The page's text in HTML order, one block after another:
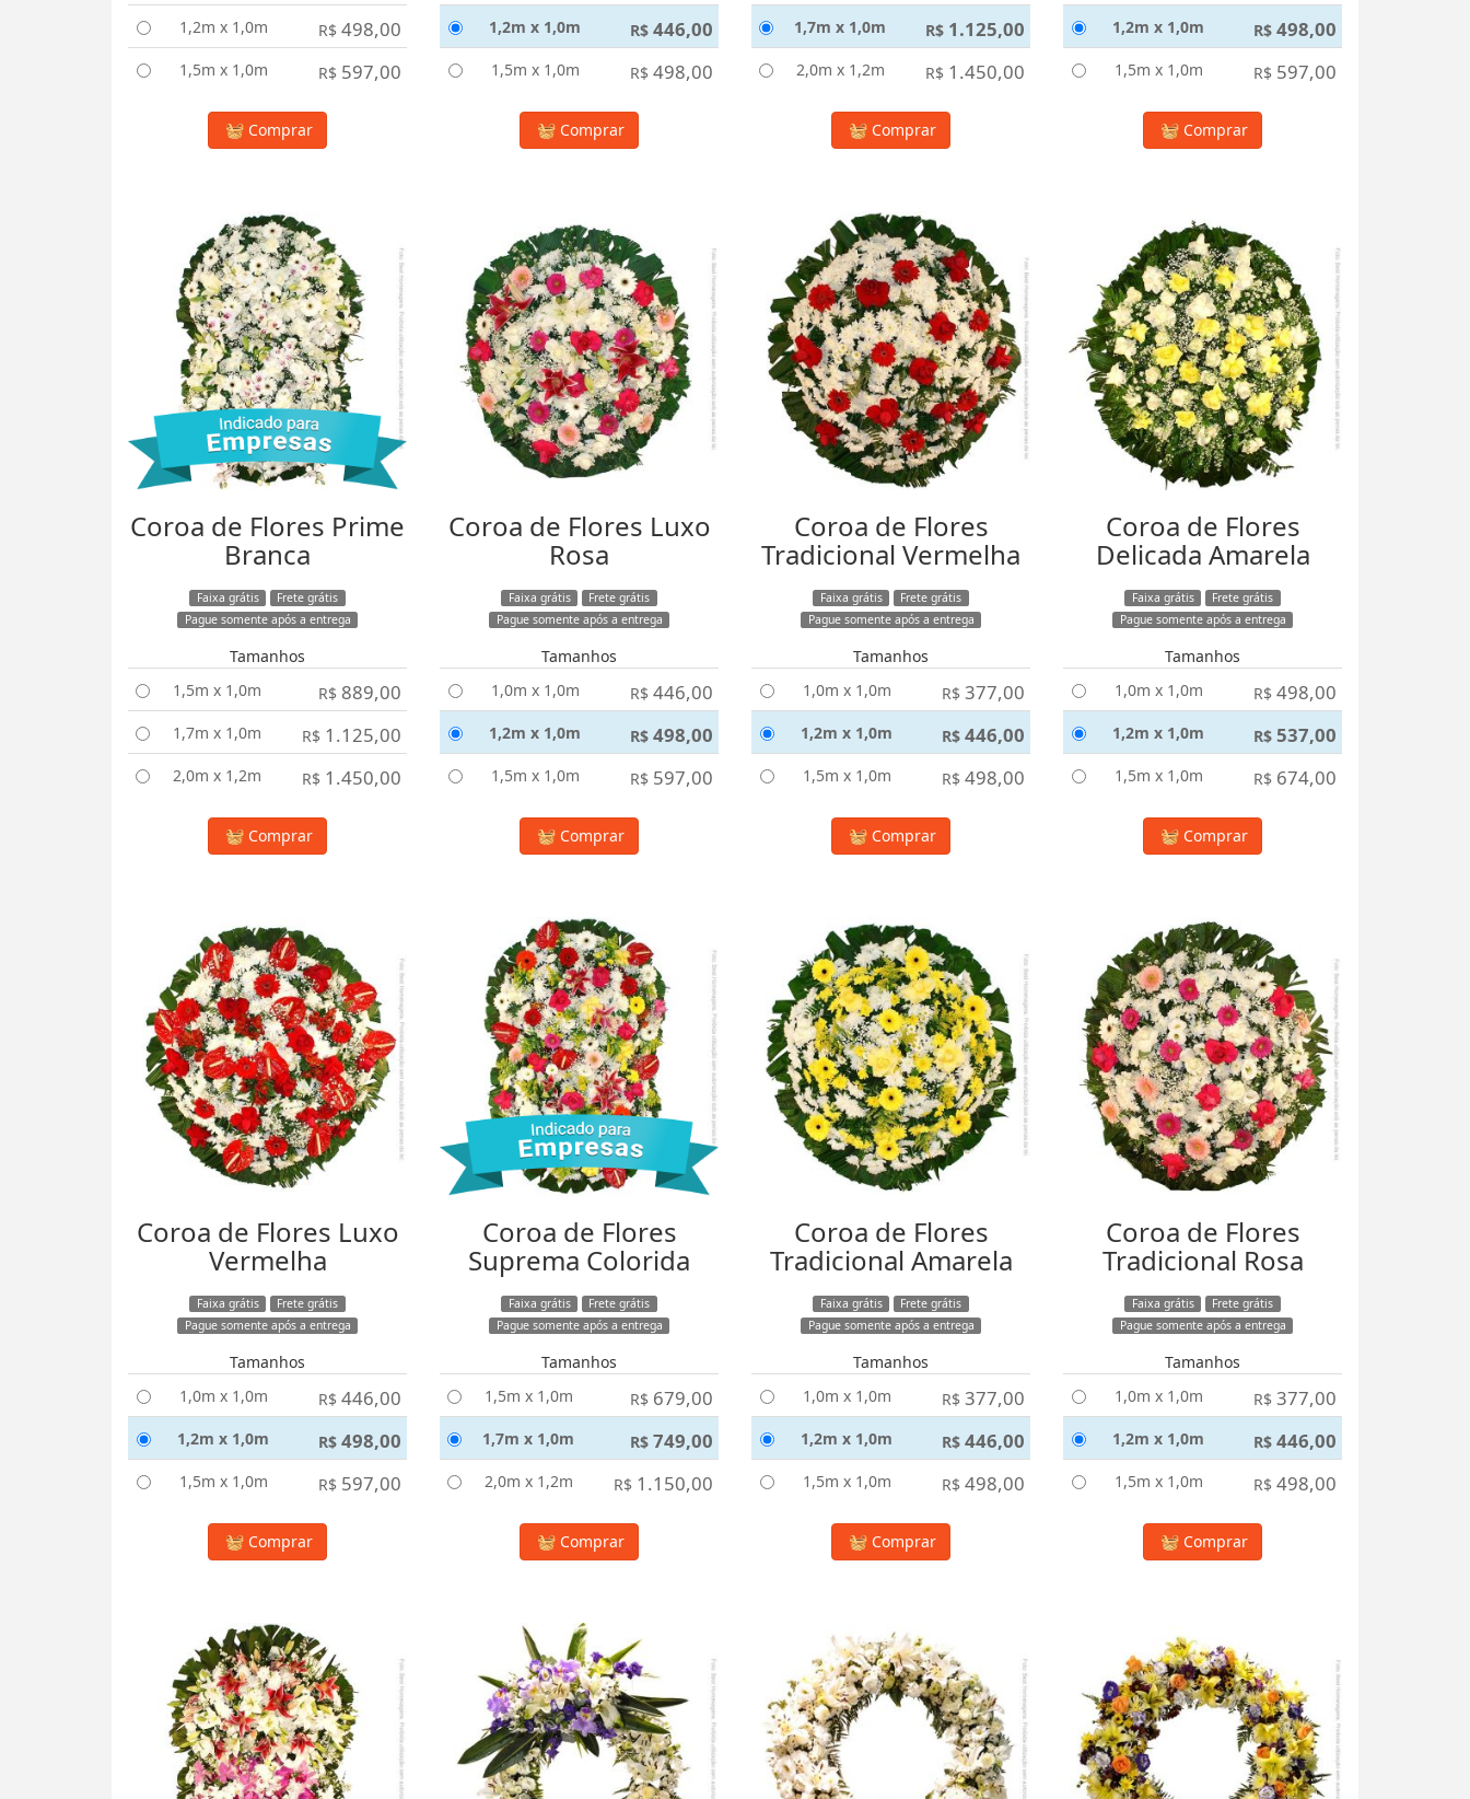
1,2m x 1,0m R$ 498,00
1,5m x 1,0m R$ 597,00
Comprar
1,2m x 1,0m R$ 446,00
1,5m x 1,0m R$ 498,00
Comprar
1,7m x 1,0m R$ 1.125,00
2,0m x 1,2m R$ 1.450,00
Comprar
1,2m x 1,0m R$ 498,00
1,5m x 1,0m R$ 597,00
Comprar
Coroa de Flores Prime
Branca
Faixa grátis
Frete grátis
Pague somente após a entrega
Tamanhos
1,5m x 1,0m
R$ 889,00
1,7m x 1,0m R$ 1.125,00
2,0m x 1,2m R$ 1.450,00
Comprar
Coroa de Flores Luxo
Rosa
Faixa grátis
Frete grátis
Pague somente após a entrega
Tamanhos
1,0m x 1,0m
R$ 446,00
1,2m x 1,0m R$ 498,00
1,5m x 1,0m R$ 597,00
Comprar
Coroa de Flores
Tradicional Vermelha
Faixa grátis
Frete grátis
Pague somente após a entrega
Tamanhos
1,0m x 1,0m
R$ 377,00
1,2m x 1,0m R$ 446,00
1,5m x 1,0m R$ 498,00
Comprar
Coroa de Flores
Delicada Amarela
Faixa grátis
Frete grátis
Pague somente após a entrega
Tamanhos
1,0m x 1,0m
R$ 498,00
1,2m x 1,0m R$ 537,00
1,5m x 1,0m R$ 674,00
Comprar
Coroa de Flores Luxo
Vermelha
Faixa grátis
Frete grátis
Pague somente após a entrega
Tamanhos
1,0m x 1,0m
R$ 446,00
1,2m x 1,0m R$ 498,00
1,5m x 1,0m R$ 597,00
Comprar
Coroa de Flores
Suprema Colorida
Faixa grátis
Frete grátis
Pague somente após a entrega
Tamanhos
1,5m x 1,0m
R$ 679,00
1,7m x 1,0m R$ 749,00
2,0m x 1,2m R$ 1.150,00
Comprar
Coroa de Flores
Tradicional Amarela
Faixa grátis
Frete grátis
Pague somente após a entrega
Tamanhos
1,0m x 1,0m
R$ 377,00
1,2m x 1,0m R$ 446,00
1,5m x 1,0m R$ 498,00
Comprar
Coroa de Flores
Tradicional Rosa
Faixa grátis
Frete grátis
Pague somente após a entrega
Tamanhos
1,0m x 1,0m
R$ 377,00
1,2m x 1,0m R$ 446,00
1,5m x 1,0m R$ 498,00
Comprar